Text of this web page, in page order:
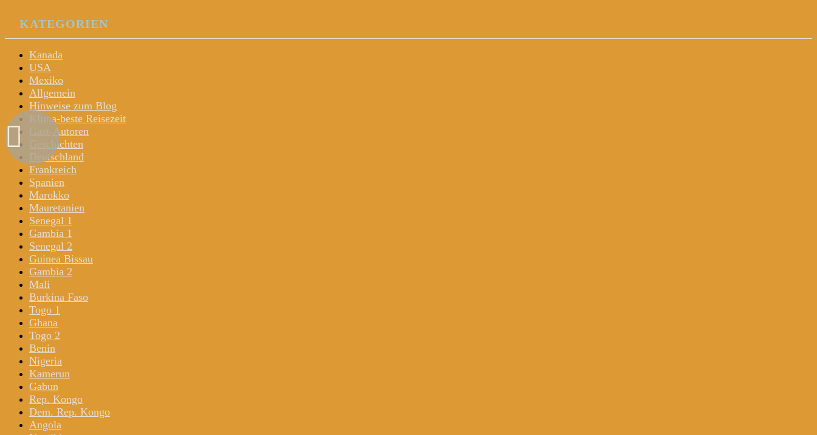
KATEGORIEN
Kanada
USA
Mexiko
Allgemein
Hinweise zum Blog
Klima-beste Reisezeit
Gast-Autoren
Geschichten
Deutschland
Frankreich
Spanien
Marokko
Mauretanien
Senegal 1
Gambia 1
Senegal 2
Guinea Bissau
Gambia 2
Mali
Burkina Faso
Togo 1
Ghana
Togo 2
Benin
Nigeria
Kamerun
Gabun
Rep. Kongo
Dem. Rep. Kongo
Angola